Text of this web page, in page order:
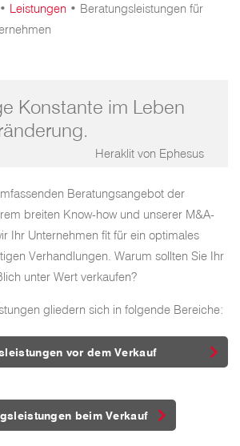
• Leistungen • Beratungsleistungen für
Konstante im Leben
Heraklit von Ephesus
Beratungsangebot der
breiten Know-how und unserer M&A-
Ihr Unternehmen fit für ein optimales
Verhandlungen. Warum sollten Sie Ihr
unter Wert verkaufen?
gliedern sich in folgende Bereiche:
vor dem Verkauf
beim Verkauf